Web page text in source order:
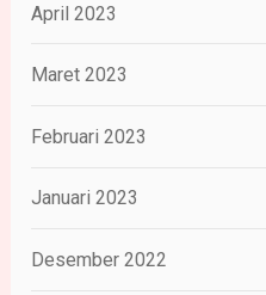
April 2023
Maret 2023
Februari 2023
Januari 2023
Desember 2022